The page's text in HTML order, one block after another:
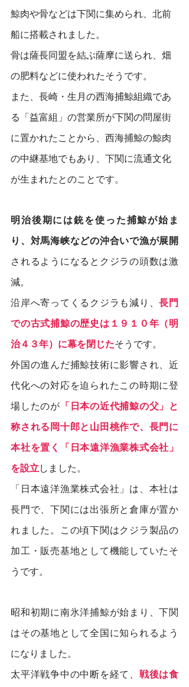
鯨肉や骨などは下関に集められ、北前
船に搭載されました。
骨は薩長同盟を結ぶ薩摩に送られ、畑
の肥料などに使われたそうです。
また、長崎・生月の西海捕鯨組織であ
る「益富組」の営業所が下関の問屋街
に置かれたことから、西海捕鯨の鯨肉
の中継基地でもあり、下関に流通文化
が生まれたとのことです。
明治後期には銃を使った捕鯨が始ま
り、対馬海峡などの沖合いで漁が展開
されるようになるとクジラの頭数は激
減。
沿岸へ寄ってくるクジラも減り、長門
での古式捕鯨の歴史は１９１０年（明
治４３年）に幕を閉じたそうです。
外国の進んだ捕鯨技術に影響され、近
代化への対応を迫られたこの時期に登
場したのが 「日本の近代捕鯨の父」と
称される岡十郎と山田桃作で、長門に
本社を置く「日本遠洋漁業株式会社」
を設立しました。
「日本遠洋漁業株式会社」は、本社は
長門で、下関には出張所と倉庫が置か
れました。この頃下関はクジラ製品の
加工・販売基地として機能していたそ
うです。
昭和初期に南氷洋捕鯨が始まり、下関
はその基地として全国に知られるよう
になりました。
太平洋戦争中の中断を経て、 戦後は食